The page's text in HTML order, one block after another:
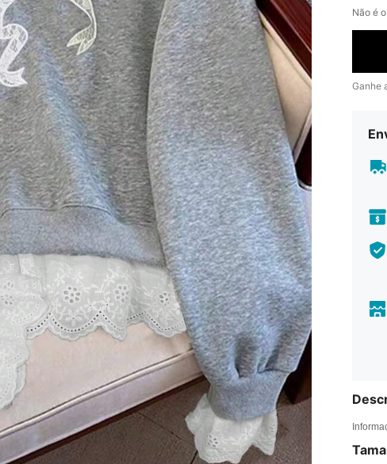
Não é
Ganhe